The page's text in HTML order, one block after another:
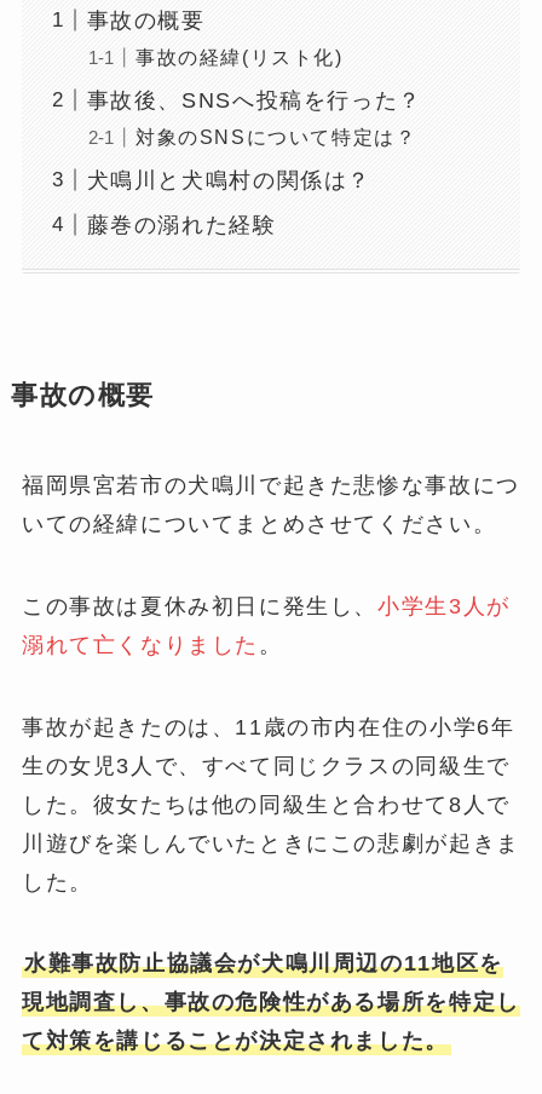
事故の概要
事故の経緯(リスト化)
事故後、SNSへ投稿を行った？
対象のSNSについて特定は？
犬鳴川と犬鳴村の関係は？
藤巻の溺れた経験
事故の概要
福岡県宮若市の犬鳴川で起きた悲惨な事故につ
いての経緯についてまとめさせてください。
この事故は夏休み初日に発生し、小学生3人が
溺れて亡くなりました 。
事故が起きたのは、11歳の市内在住の小学6年
生の女児3人で、すべて同じクラスの同級生で
した。彼女たちは他の同級生と合わせて8人で
川遊びを楽しんでいたときにこの悲劇が起きま
した。
水難事故防止協議会が犬鳴川周辺の11地区を
現地調査し、事故の危険性がある場所を特定し
て対策を講じることが決定されました。